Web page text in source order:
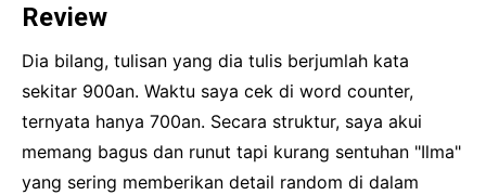
Review
Dia bilang, tulisan yang dia tulis berjumlah kata
sekitar 900an. Waktu saya cek di word counter,
ternyata hanya 700an. Secara struktur, saya akui
memang bagus dan runut tapi kurang sentuhan "Ilma"
yang sering memberikan detail random di dalam